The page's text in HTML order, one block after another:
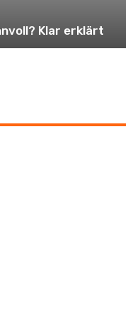
Klar erklärt